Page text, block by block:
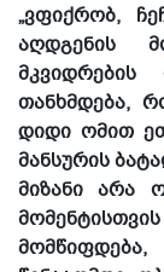
„ვფიქრობ,
აღდგენის
თანხმდება,
დიდი ომით
მანსურის
მიზანი არა